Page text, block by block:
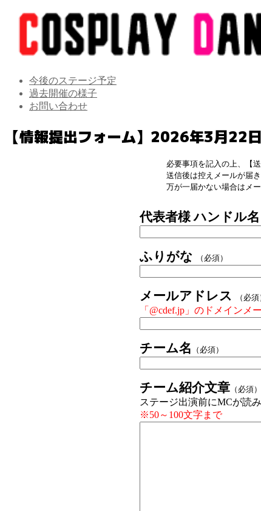
今後のステージ予定
過去開催の様子
お問い合わせ
【情報提出フォーム】2026年3月22
必要事項を記入の上、【
送信後は控えメールが届
万が一届かない場合はメ
代表者様 ハンドル名
ふりがな （必須）
メールアドレス （必須
「@cdef.jp」のドメインメ
チーム名 （必須）
チーム紹介文章 （必須）
ステージ出演前にMCが読
※50～100文字まで